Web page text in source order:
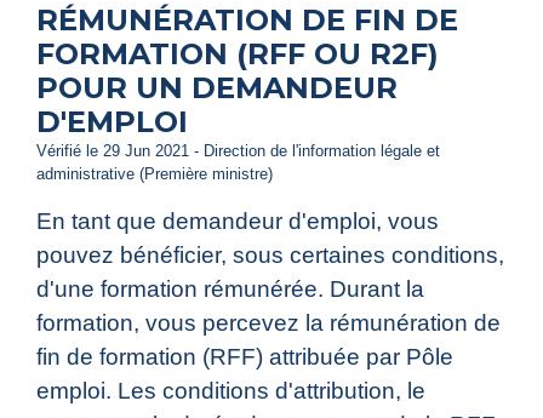
RÉMUNÉRATION DE FIN DE
FORMATION (RFF OU R2F)
POUR UN DEMANDEUR
D'EMPLOI
Vérifié le 29 Jun 2021 - Direction de l'information légale et
administrative (Première ministre)
En tant que demandeur d'emploi, vous
pouvez bénéficier, sous certaines conditions,
d'une formation rémunérée. Durant la
formation, vous percevez la rémunération de
fin de formation (RFF) attribuée par Pôle
emploi. Les conditions d'attribution, le